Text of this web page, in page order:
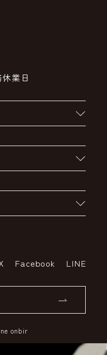
業日
Facebook LINE
onbir